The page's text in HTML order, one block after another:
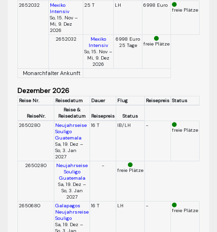
2652032
Mexiko
Intensiv
So, 15. Nov –
Mi, 9. Dez
2026
25 T LH 6998 Euro
freie Plätze
2652032
Mexiko
Intensiv
So, 15. Nov –
Mi, 9. Dez
2026
6998 Euro
25 Tage
freie Plätze
Monarchfalter Ankunft
Dezember 2026
Reise Nr. Reisedatum Dauer Flug Reisepreis Status
ReiseNr.
Reise &
Reisedatum
Reisepreis
Status
2650280
Neujahrseise
Souligo
Guatemala
Sa, 19. Dez –
So, 3. Jan
2027
16 T IB/LH -
freie Plätze
2650280
Neujahrseise
Souligo
Guatemala
Sa, 19. Dez –
So, 3. Jan
2027
-
freie Plätze
2650680
Galapagos
Neujahrsreise
Souligo
Sa, 19. Dez –
16 T LH -
freie Plätze